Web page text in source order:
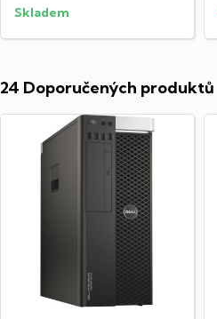
Skladem
24 Doporučených produktů